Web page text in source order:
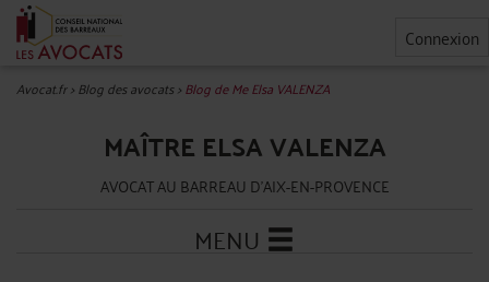
Connexion
Avocat.fr>Blog des avocats>Blog de Me Elsa VALENZA
MAÎTRE ELSA VALENZA
AVOCAT AU BARREAU D'AIX-EN-PROVENCE
MENU